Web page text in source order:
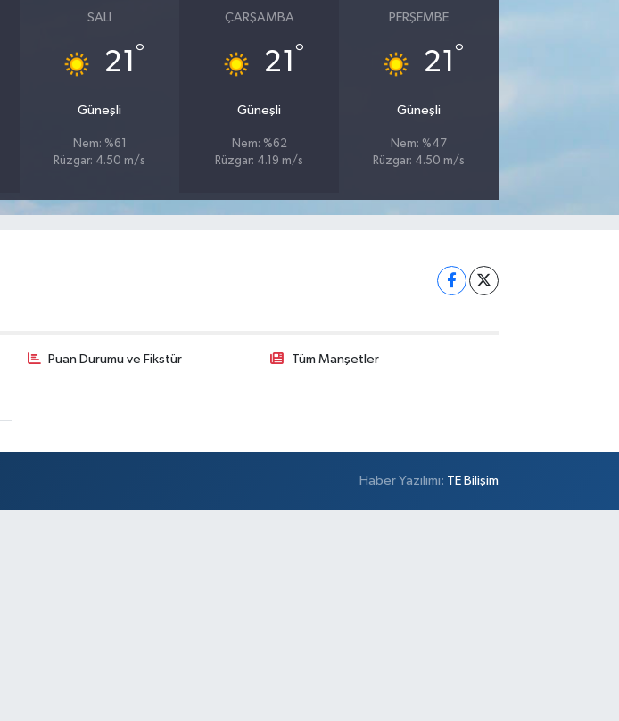
SALI
21 °
Güneşli
Nem: %61
Rüzgar: 4.50 m/s
ÇARŞAMBA
21 °
Güneşli
Nem: %62
Rüzgar: 4.19 m/s
PERŞEMBE
21 °
Güneşli
Nem: %47
Rüzgar: 4.50 m/s
Puan Durumu ve Fikstür Tüm Manşetler
Haber Yazılımı: TE Bilişim